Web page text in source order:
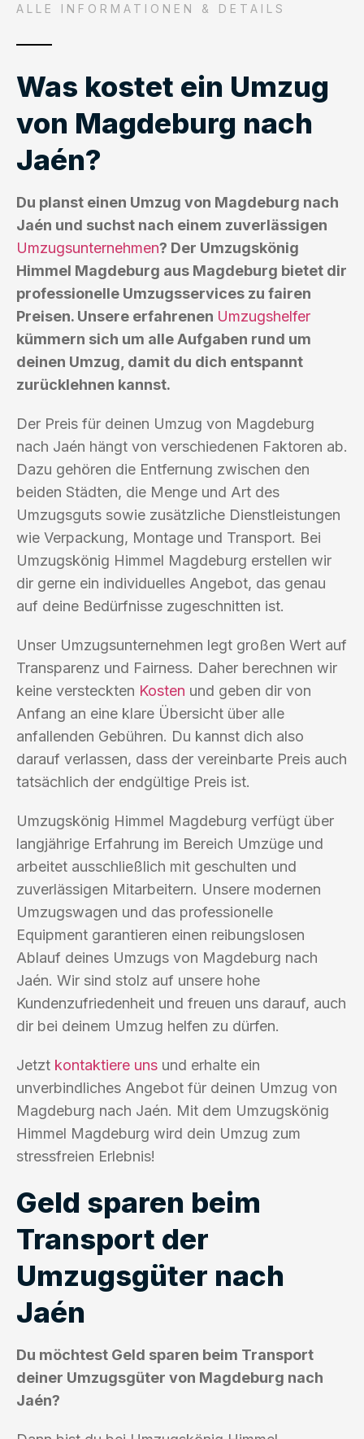
ALLE INFORMATIONEN & DETAILS
Was kostet ein Umzug
von Magdeburg nach
Jaén?
Du planst einen Umzug von Magdeburg nach
Jaén und suchst nach einem zuverlässigen
Umzugsunternehmen? Der Umzugskönig
Himmel Magdeburg aus Magdeburg bietet dir
professionelle Umzugsservices zu fairen
Preisen. Unsere erfahrenen Umzugshelfer
kümmern sich um alle Aufgaben rund um
deinen Umzug, damit du dich entspannt
zurücklehnen kannst.
Der Preis für deinen Umzug von Magdeburg
nach Jaén hängt von verschiedenen Faktoren ab.
Dazu gehören die Entfernung zwischen den
beiden Städten, die Menge und Art des
Umzugsguts sowie zusätzliche Dienstleistungen
wie Verpackung, Montage und Transport. Bei
Umzugskönig Himmel Magdeburg erstellen wir
dir gerne ein individuelles Angebot, das genau
auf deine Bedürfnisse zugeschnitten ist.
Unser Umzugsunternehmen legt großen Wert auf
Transparenz und Fairness. Daher berechnen wir
keine versteckten Kosten und geben dir von
Anfang an eine klare Übersicht über alle
anfallenden Gebühren. Du kannst dich also
darauf verlassen, dass der vereinbarte Preis auch
tatsächlich der endgültige Preis ist.
Umzugskönig Himmel Magdeburg verfügt über
langjährige Erfahrung im Bereich Umzüge und
arbeitet ausschließlich mit geschulten und
zuverlässigen Mitarbeitern. Unsere modernen
Umzugswagen und das professionelle
Equipment garantieren einen reibungslosen
Ablauf deines Umzugs von Magdeburg nach
Jaén. Wir sind stolz auf unsere hohe
Kundenzufriedenheit und freuen uns darauf, auch
dir bei deinem Umzug helfen zu dürfen.
Jetzt kontaktiere uns und erhalte ein
unverbindliches Angebot für deinen Umzug von
Magdeburg nach Jaén. Mit dem Umzugskönig
Himmel Magdeburg wird dein Umzug zum
stressfreien Erlebnis!
Geld sparen beim
Transport der
Umzugsgüter nach
Jaén
Du möchtest Geld sparen beim Transport
deiner Umzugsgüter von Magdeburg nach
Jaén?